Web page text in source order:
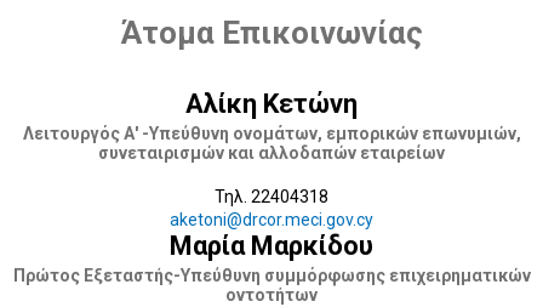
Άτομα Επικοινωνίας
Αλίκη Κετώνη
Λειτουργός Α' -Υπεύθυνη ονομάτων, εμπορικών επωνυμιών,
συνεταιρισμών και αλλοδαπών εταιρείων
Τηλ. 22404318
aketoni@drcor.meci.gov.cy
Μαρία Μαρκίδου
Πρώτος Εξεταστής-Υπεύθυνη συμμόρφωσης επιχειρηματικών
οντοτήτων